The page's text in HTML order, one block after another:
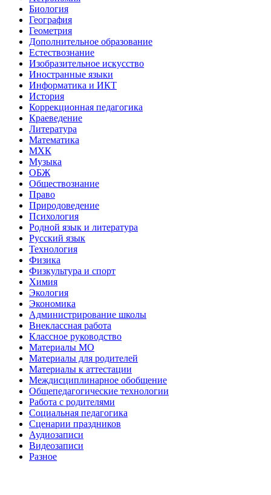
Биология
География
Геометрия
Дополнительное образование
Естествознание
Изобразительное искусство
Иностранные языки
Информатика и ИКТ
История
Коррекционная педагогика
Краеведение
Литература
Математика
МХК
Музыка
ОБЖ
Обществознание
Право
Природоведение
Психология
Родной язык и литература
Русский язык
Технология
Физика
Физкультура и спорт
Химия
Экология
Экономика
Администрирование школы
Внеклассная работа
Классное руководство
Материалы МО
Материалы для родителей
Материалы к аттестации
Междисциплинарное обобщение
Общепедагогические технологии
Работа с родителями
Социальная педагогика
Сценарии праздников
Аудиозаписи
Видеозаписи
Разное